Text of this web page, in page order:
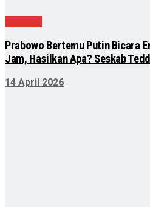
Prabowo Bertemu Putin Bicara
Jam, Hasilkan Apa? Seskab
14 April 2026